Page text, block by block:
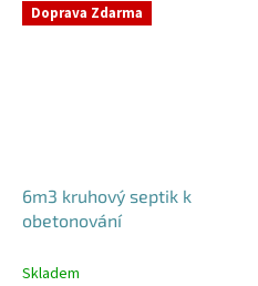
EOKvalitní, pevný septik bez
potřeby...
Doprava Zdarma
6m3 kruhový septik k
obetonování
Skladem